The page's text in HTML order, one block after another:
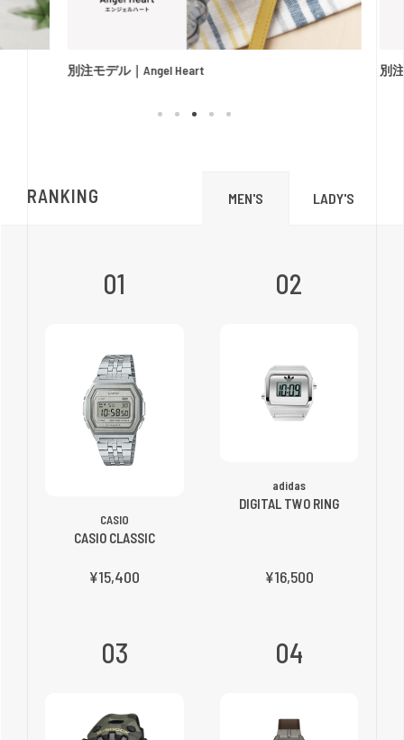
別注モデル｜Angel Heart 別
RANKING MEN'S LADY'S
01
CASIO
CASIO CLASSIC
¥15,400
02
adidas
DIGITAL TWO RING
¥16,500
03 04